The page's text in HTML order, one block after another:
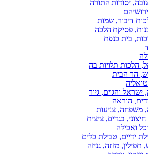
יסודות התורה
דיבור, שמות
פסיקת הלכה
בית כנסת
הלכות תלויות בה
הר הבית
ישראל והגוים, גיור
הוראה
משפחה, צניעות
בגדים, ציצית
ואכילה
ידיים, טבילת כלים
מזוזה, גניזה